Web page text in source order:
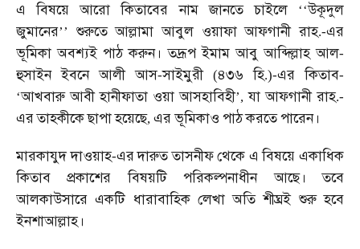
এ বিষয়ে আরো কিতাবের নাম জানতে চাইলে‘‘উকূদুল
জুমানের’’ শুরুতে আল্লামা আবুল ওয়াফা আফগানী রাহ.-এর
ভূমিকা অবশ্যই পাঠ করুন। তদ্রূপ ইমাম আবু আব্দিল্লাহ আল-
হুসাইন ইবনে আলী আস-সাইমুরী(৪৩৬ হি.)-এর কিতাব-
‘আখবারু আবী হানীফাতা ওয়া আসহাবিহী’,যা আফগানী রাহ.-
এরতাহকীকেছাপাহয়েছে, এরভূমিকাও পাঠকরতেপারেন।
মারকাযুদ দাওয়াহ-এর দারুত তাসনীফ থেকে এ বিষয়ে একাধিক
কিতাব
প্রকাশের বিষয়টি পরিকল্পনাধীন আছে।
তবে
আলকাউসারে একটি ধারাবাহিক লেখা অতি শীঘ্রই শুরু হবে
ইনশাআল্লাহ।